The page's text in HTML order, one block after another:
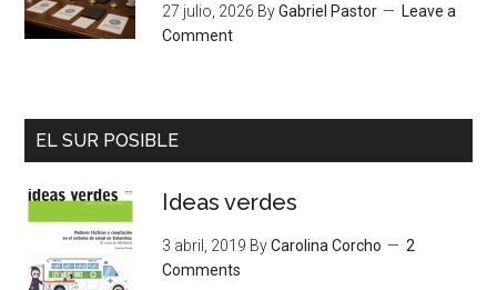
27 julio, 2026 ByGabriel Pastor
Leave a
Comment
EL SUR POSIBLE
Ideas verdes
3 abril, 2019 ByCarolina Corcho
2
Comments